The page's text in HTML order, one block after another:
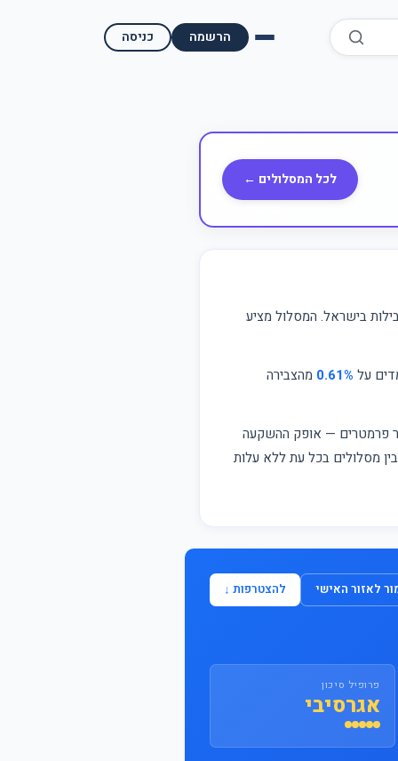
כניסה הרשמה
מאמרים ומדריכים
תשואות היסטוריות
תנאי שימוש
לכל המסלולים ←
בישראל. המסלול מציע
על 0.61% מהצבירה
פרמטרים — אופק ההשקעה
מסלולים בכל עת ללא עלות
לאזור האישי להצטרפות ↓
פרופיל סיכון
אגרסיבי